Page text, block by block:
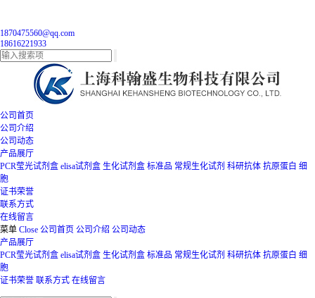
1870475560@qq.com
18616221933
公司首页
公司介绍
公司动态
产品展厅
PCR莹光试剂盒 elisa试剂盒 生化试剂盒 标准品 常规生化试剂 科研抗体 抗原蛋白 细
胞
证书荣誉
联系方式
在线留言
菜单 Close 公司首页 公司介绍 公司动态
产品展厅
PCR莹光试剂盒 elisa试剂盒 生化试剂盒 标准品 常规生化试剂 科研抗体 抗原蛋白 细
胞
证书荣誉 联系方式 在线留言